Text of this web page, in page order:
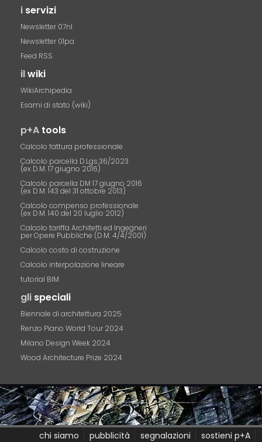
i servizi
Newsletter 07nl
Newsletter 01pa
Feed RSS
ilwiki
WikiArchipedia
Esami di stato (wiki)
p+A tools
Calcolo fattura professionale
Calcolo parcella D.Lgs.36/2023
(ex D.M. 17 giugno 2016)
Calcolo parcella DM 17 giugno 2016
(ex D.M. 143 del 31 ottobre 2013)
Calcolo compenso professionale
(ex D.M. 140 del 20 luglio 2012)
Calcolo tariffa Architetti ed Ingegneri
per Opere Pubbliche (D.M. 4/4/2001)
Calcolo costo di costruzione
Calcolo interpolazione lineare
tutorial BIM
gli speciali
Biennale di architettura 2025
Renzo Piano World Tour 2024
Milano Design Week 2024
Wood Architecture Prize 2024
chi siamo pubblicità segnalazioni sostieni p+A